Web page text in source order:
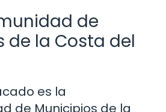
de
de la Costa del
es la
de Municipios de la